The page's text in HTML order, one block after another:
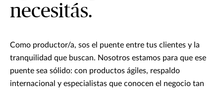
necesitás.
Como productor/a, sos el puente entre tus clientes y la
tranquilidad que buscan. Nosotros estamos para que ese
puente sea sólido: con productos ágiles, respaldo
internacional y especialistas que conocen el negocio tan